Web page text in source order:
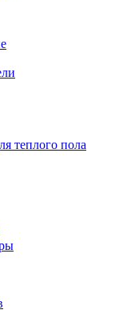
теплого пола